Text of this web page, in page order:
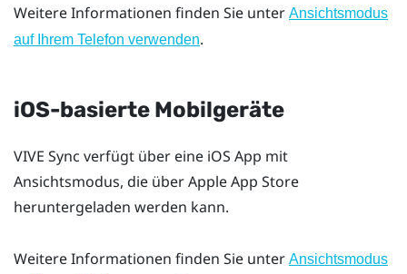
Weitere Informationen finden Sie unter Ansichtsmodus
auf Ihrem Telefon verwenden.
iOS-basierte Mobilgeräte
VIVE Sync verfügt über eine iOS App mit
Ansichtsmodus, die überAppleApp Store
heruntergeladen werden kann.
Weitere Informationen finden Sie unter Ansichtsmodus